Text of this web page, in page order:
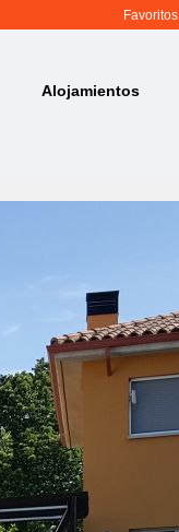
Favoritos
Alojamientos